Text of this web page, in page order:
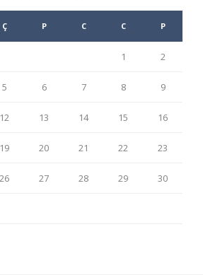
Ç P C C P
1 2
5 6 7 8 9
12 13 14 15 16
19 20 21 22 23
26 27 28 29 30